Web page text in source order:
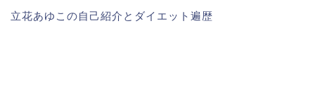
立花あゆこの自己紹介とダイエット遍歴